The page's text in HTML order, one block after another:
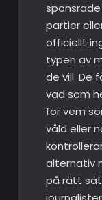
partier
officiellt
typen av
de vill. De
vad som
för vem
våld eller
alternativ
på rätt